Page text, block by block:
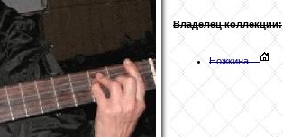
Владелец коллекции:
Ножкина